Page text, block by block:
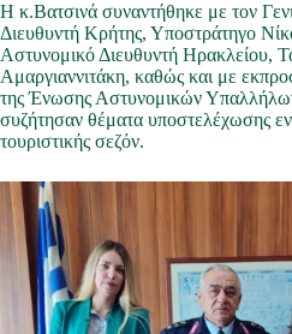
Η κ.Βατσινά συναντήθηκε με τον
Διευθυντή Κρήτης, Υποστράτηγο
Αστυνομικό Διευθυντή Ηρακλείου,
Αμαργιαννιτάκη, καθώς και με
της Ένωσης Αστυνομικών
συζήτησαν θέματα υποστελέχωσης
τουριστικής σεζόν.